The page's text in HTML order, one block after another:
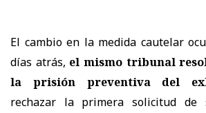
El cambio en la medida cautelar
días atrás, el mismo tribunal
la prisión preventiva del
rechazar la primera solicitud de